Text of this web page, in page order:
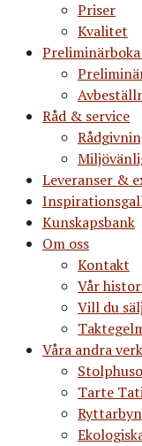
Priser
Kvalitet
Råd & service
Leveranser &
Kunskapsbank
Om oss
Kontakt
Vår
Vill du
Våra andra
Tarte
Ryttarbyn